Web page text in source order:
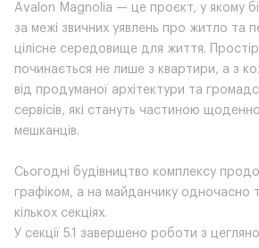
Avalon Magnolia — це проєкт, у якому
за межі звичних уявлень про житло та
цілісне середовище для життя.
починається не лише з квартири, а з
від продуманої архітектури та
сервісів, які стануть частиною
мешканців.
Сьогодні будівництво комплексу
графіком, а на майданчику одночасно
кількох секціях.
У секції 5.1 завершено роботи з